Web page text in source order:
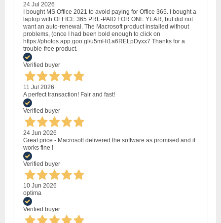
24 Jul 2026
I bought MS Office 2021 to avoid paying for Office 365. I bought a
laptop with OFFICE 365 PRE-PAID FOR ONE YEAR, but did not
want an auto-renewal. The Macrosoft product installed without
problems, (once I had been bold enough to click on
https://photos.app.goo.gl/u5mHi1a6RELpDyxx7 Thanks for a
trouble-free product.
Verified buyer
11 Jul 2026
A perfect transaction! Fair and fast!
Verified buyer
24 Jun 2026
Great price - Macrosoft delivered the software as promised and it
works fine !
Verified buyer
10 Jun 2026
optima
Verified buyer